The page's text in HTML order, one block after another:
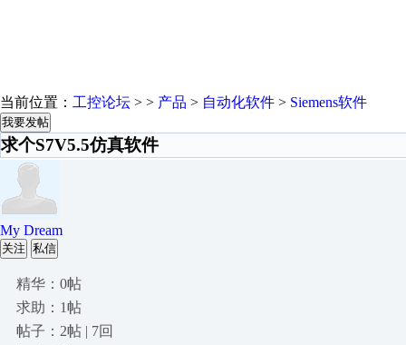
当前位置： 工控论坛 > > 产品 > 自动化软件 > Siemens软件
我要发帖
求个S7V5.5仿真软件
My Dream
关注 私信
精华：0帖
求助：1帖
帖子：2帖 | 7回